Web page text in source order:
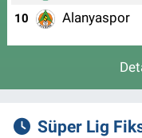
10 Alanyaspor
Süper Lig